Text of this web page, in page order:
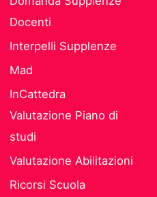
Docenti
Interpelli Supplenze
Mad
InCattedra
Valutazione Piano di
studi
Valutazione Abilitazioni
Ricorsi Scuola